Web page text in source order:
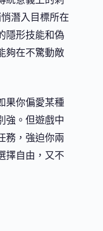
潛入目標所在
隱形技能和偽
夠在不驚動敵
果你偏愛某種
強。但遊戲中
務，強迫你兩
擇自由，又不